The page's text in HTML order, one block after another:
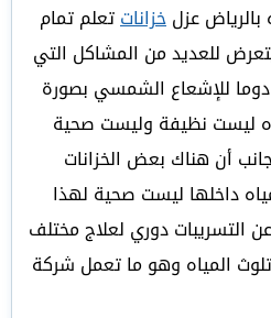
عزلخزاناتتعلم تمام
للعديد من المشاكل التي
للإشعاع الشمسي بصورة
ليست نظيفة وليست صحية
أن هناك بعض الخزانات
داخلها ليست صحية لهذا
دوري لعلاج مختلف
المياه وهو ما تعمل شركة